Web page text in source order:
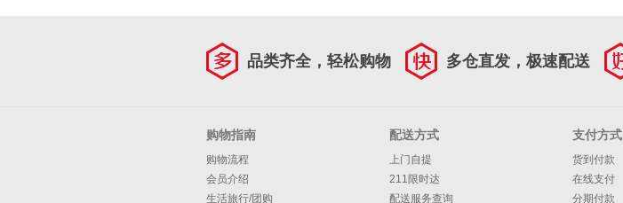
品类齐全，轻松购物 多仓直发，极速配送
购物指南
购物流程
会员介绍
生活旅行/团购
配送方式
上门自提
211限时达
配送服务查询
支付方式
货到付款
在线支付
分期付款